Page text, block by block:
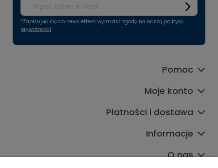
*Zapisując się do newslettera wyrażasz zgodę na naszą politykę
prywatności
Pomoc
Moje konto
Płatności i dostawa
Informacje
O nas